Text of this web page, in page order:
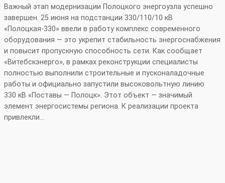
Важный этап модернизации Полоцкого энергоузла успешно
завершен. 25 июня на подстанции 330/110/10 кВ
«Полоцкая‑330» ввели в работу комплекс современного
оборудования — это укрепит стабильность энергоснабжения
и повысит пропускную способность сети. Как сообщает
«Витебскэнерго», в рамках реконструкции специалисты
полностью выполнили строительные и пусконаладочные
работы и официально запустили высоковольтную линию
330 кВ «Поставы — Полоцк». Этот объект — значимый
элемент энергосистемы региона. К реализации проекта
привлекли…